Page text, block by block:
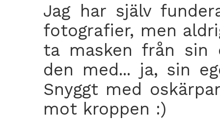
Jag har själv
fotografier, men
ta masken från sin
den med... ja, sin
Snyggt med
mot kroppen :)